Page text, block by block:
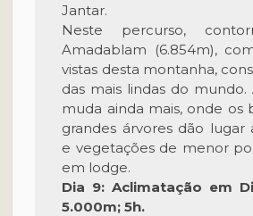
Jantar.
Neste percurso,
Amadablam (6.854m),
vistas desta montanha,
das mais lindas do mundo.
muda ainda mais, onde os
grandes árvores dão lugar
e vegetações de menor
em lodge.
Dia 9: Aclimatação em
5.000m; 5h.